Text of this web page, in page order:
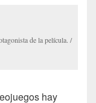
de la película. /
hay